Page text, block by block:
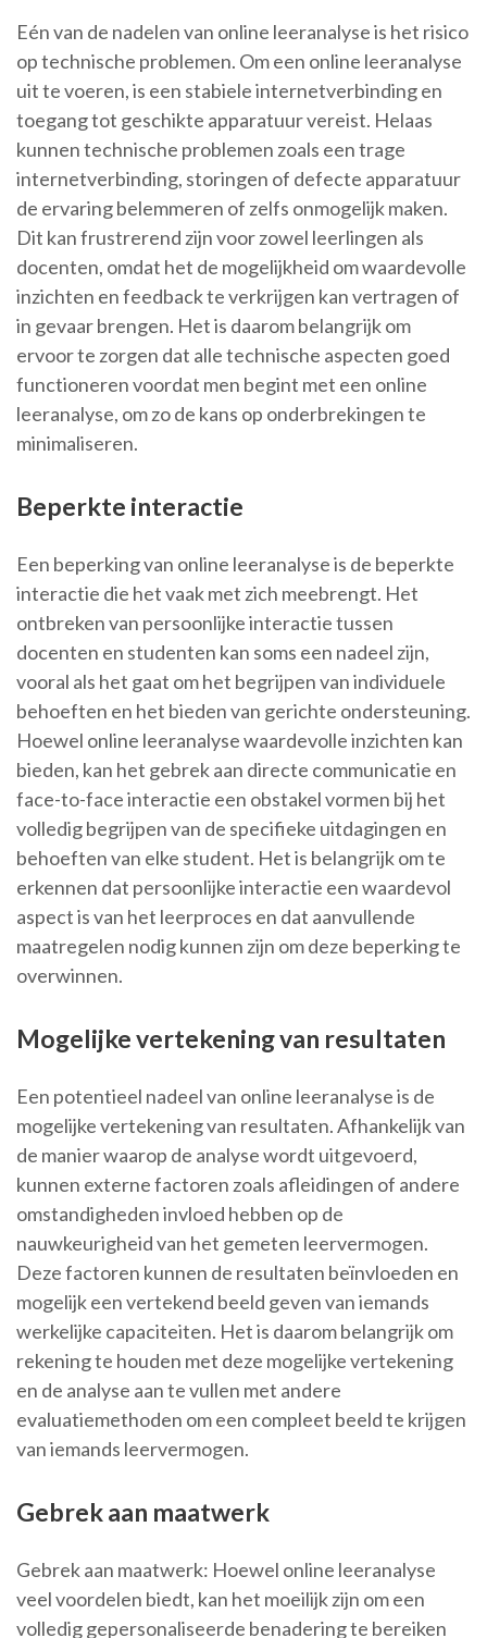
Eén van de nadelen van online leeranalyse is het risico
op technische problemen. Om een online leeranalyse
uit te voeren, is een stabiele internetverbinding en
toegang tot geschikte apparatuur vereist. Helaas
kunnen technische problemen zoals een trage
internetverbinding, storingen of defecte apparatuur
de ervaring belemmeren of zelfs onmogelijk maken.
Dit kan frustrerend zijn voor zowel leerlingen als
docenten, omdat het de mogelijkheid om waardevolle
inzichten en feedback te verkrijgen kan vertragen of
in gevaar brengen. Het is daarom belangrijk om
ervoor te zorgen dat alle technische aspecten goed
functioneren voordat men begint met een online
leeranalyse, om zo de kans op onderbrekingen te
minimaliseren.
Beperkte interactie
Een beperking van online leeranalyse is de beperkte
interactie die het vaak met zich meebrengt. Het
ontbreken van persoonlijke interactie tussen
docenten en studenten kan soms een nadeel zijn,
vooral als het gaat om het begrijpen van individuele
behoeften en het bieden van gerichte ondersteuning.
Hoewel online leeranalyse waardevolle inzichten kan
bieden, kan het gebrek aan directe communicatie en
face-to-face interactie een obstakel vormen bij het
volledig begrijpen van de specifieke uitdagingen en
behoeften van elke student. Het is belangrijk om te
erkennen dat persoonlijke interactie een waardevol
aspect is van het leerproces en dat aanvullende
maatregelen nodig kunnen zijn om deze beperking te
overwinnen.
Mogelijke vertekening van resultaten
Een potentieel nadeel van online leeranalyse is de
mogelijke vertekening van resultaten. Afhankelijk van
de manier waarop de analyse wordt uitgevoerd,
kunnen externe factoren zoals afleidingen of andere
omstandigheden invloed hebben op de
nauwkeurigheid van het gemeten leervermogen.
Deze factoren kunnen de resultaten beïnvloeden en
mogelijk een vertekend beeld geven van iemands
werkelijke capaciteiten. Het is daarom belangrijk om
rekening te houden met deze mogelijke vertekening
en de analyse aan te vullen met andere
evaluatiemethoden om een compleet beeld te krijgen
van iemands leervermogen.
Gebrek aan maatwerk
Gebrek aan maatwerk: Hoewel online leeranalyse
veel voordelen biedt, kan het moeilijk zijn om een
volledig gepersonaliseerde benadering te bereiken